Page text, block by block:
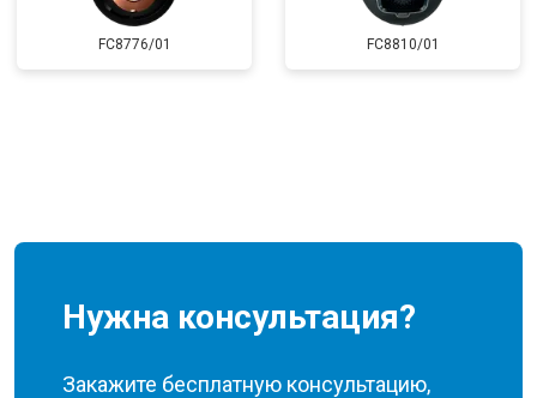
FC8776/01 FC8810/01
Нужна консультация?
Закажите бесплатную консультацию,